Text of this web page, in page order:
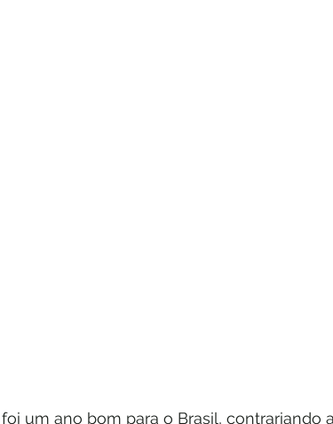
um ano bom para o Brasil, contrariando